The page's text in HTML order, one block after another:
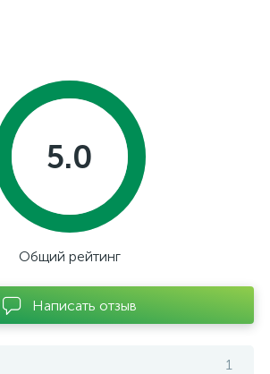
5.0
Общий рейтинг
Написать отзыв
1